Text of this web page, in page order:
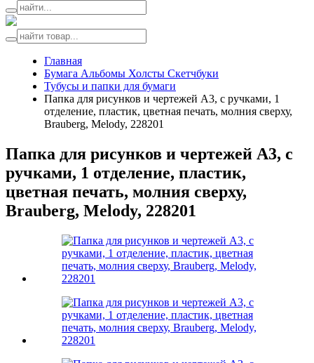
Главная
Бумага Альбомы Холсты Скетчбуки
Тубусы и папки для бумаги
Папка для рисунков и чертежей А3, с ручками, 1
отделение, пластик, цветная печать, молния сверху,
Brauberg, Melody, 228201
Папка для рисунков и чертежей А3, с
ручками, 1 отделение, пластик,
цветная печать, молния сверху,
Brauberg, Melody, 228201